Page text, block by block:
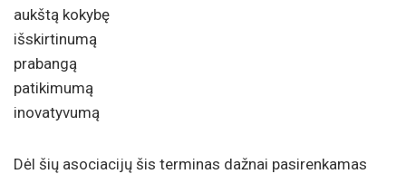
aukštą kokybę
išskirtinumą
prabangą
patikimumą
inovatyvumą
Dėl šių asociacijų šis terminas dažnai pasirenkamas